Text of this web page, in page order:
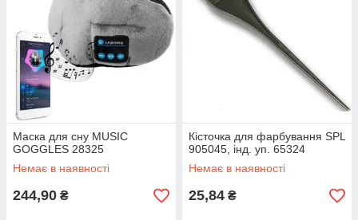
Маска для сну MUSIC
GOGGLES 28325
Немає в наявності
244,90 ₴
Кісточка для фарбування SPL
905045, інд. уп. 65324
Немає в наявності
25,84 ₴